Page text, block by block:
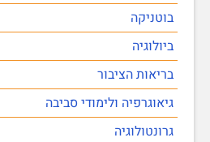
בוטניקה
ביולוגיה
בריאות הציבור
גיאוגרפיה ולימודי סביבה
גרונטולוגיה